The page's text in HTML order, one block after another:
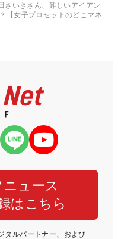
さいきさん、難しいアイアン
【女子プロセットのどこマネ
ュース
はこちら
タルパートナー、および